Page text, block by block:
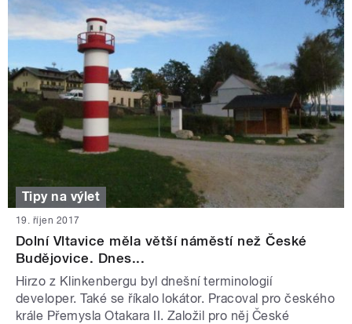
Tipy na výlet
19. říjen 2017
Dolní Vltavice měla větší náměstí než České
Budějovice. Dnes...
Hirzo z Klinkenbergu byl dnešní terminologií
developer. Také se říkalo lokátor. Pracoval pro českého
krále Přemysla Otakara II. Založil pro něj České